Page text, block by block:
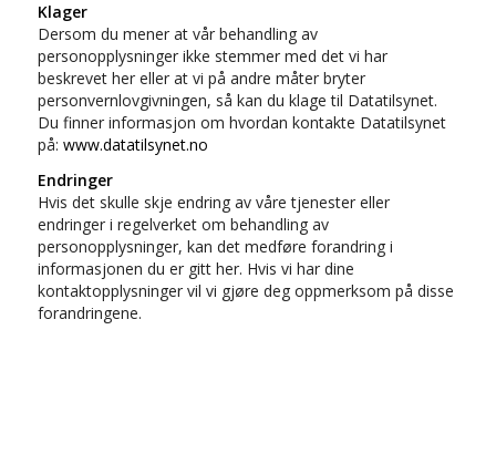
Klager
Dersom du mener at vår behandling av
personopplysninger ikke stemmer med det vi har
beskrevet her eller at vi på andre måter bryter
personvernlovgivningen, så kan du klage til Datatilsynet.
Du finner informasjon om hvordan kontakte Datatilsynet
på: www.datatilsynet.no
Endringer
Hvis det skulle skje endring av våre tjenester eller
endringer i regelverket om behandling av
personopplysninger, kan det medføre forandring i
informasjonen du er gitt her. Hvis vi har dine
kontaktopplysninger vil vi gjøre deg oppmerksom på disse
forandringene.